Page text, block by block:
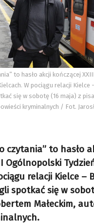
to hasło akcji kończącej
W pociągu relacji Kielce
się w sobotę (16 maja) z
kryminalnych / Fot.
czytania” to hasło
Ogólnopolski
relacji Kielce –
spotkać się w
Małeckim,